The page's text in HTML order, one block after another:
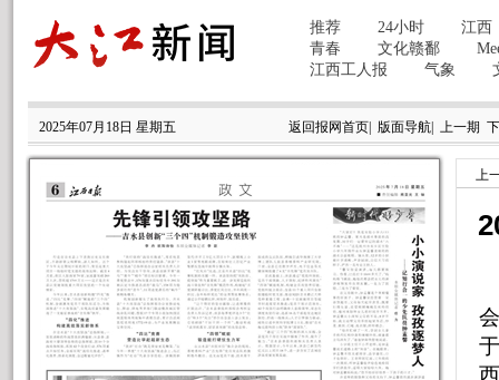
2025年07月18日 星期五 返回报网首页| 版面导航| 上一期
上